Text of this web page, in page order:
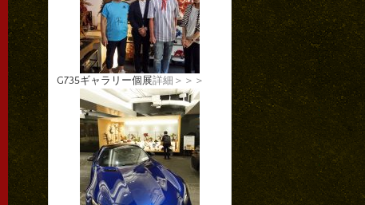
G735ギャラリー個展詳細＞＞＞